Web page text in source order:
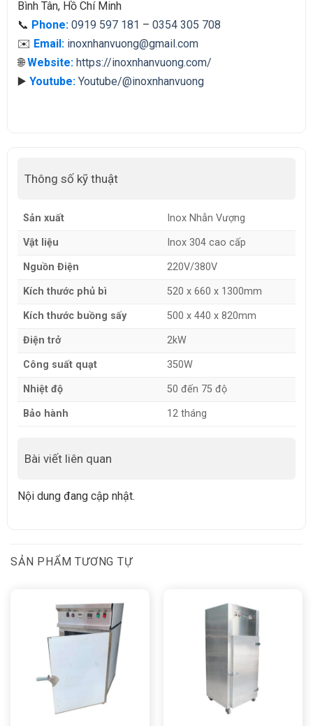
Bình Tân, Hồ Chí Minh
📞 Phone: 0919 597 181 – 0354 305 708
✉️ Email: inoxnhanvuong@gmail.com
🌐Website: https://inoxnhanvuong.com/
▶️ Youtube: Youtube/@inoxnhanvuong
Thông số kỹ thuật
Sản xuất Inox Nhẫn Vượng
Vật liệu Inox 304 cao cấp
Nguồn Điện 220V/380V
Kích thước phủ bì 520 x 660 x 1300mm
Kích thước buồng sấy 500 x 440 x 820mm
Điện trở 2kW
Công suất quạt 350W
Nhiệt độ 50 đến 75 độ
Bảo hành 12 tháng
Bài viết liên quan
Nội dung đang cập nhật.
SẢN PHẨM TƯƠNG TỰ